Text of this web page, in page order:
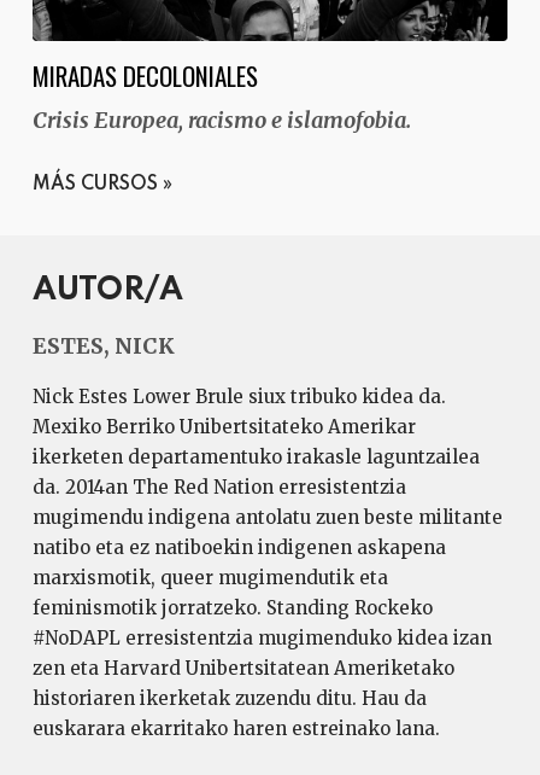
MIRADAS DECOLONIALES
Crisis Europea, racismo e islamofobia.
MÁS CURSOS
AUTOR/A
ESTES, NICK
Nick Estes Lower Brule siux tribuko kidea da.
Mexiko Berriko Unibertsitateko Amerikar
ikerketen departamentuko irakasle laguntzailea
da. 2014an The Red Nation erresistentzia
mugimendu indigena antolatu zuen beste militante
natibo eta ez natiboekin indigenen askapena
marxismotik, queer mugimendutik eta
feminismotik jorratzeko. Standing Rockeko
#NoDAPL erresistentzia mugimenduko kidea izan
zen eta Harvard Unibertsitatean Ameriketako
historiaren ikerketak zuzendu ditu. Hau da
euskarara ekarritako haren estreinako lana.